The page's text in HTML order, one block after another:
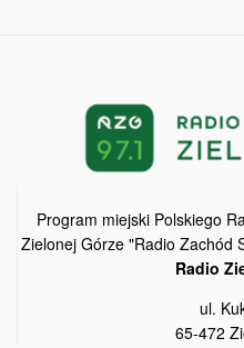
Program miejski Polskiego
Zielonej Górze "Radio Zachód
Radio
ul.
65-472